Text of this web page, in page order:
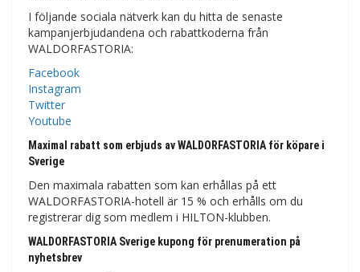
I följande sociala nätverk kan du hitta de senaste
kampanjerbjudandena och rabattkoderna från
WALDORFASTORIA:
Facebook
Instagram
Twitter
Youtube
Maximal rabatt som erbjuds av WALDORFASTORIA för köpare i
Sverige
Den maximala rabatten som kan erhållas på ett
WALDORFASTORIA-hotell är 15 % och erhålls om du
registrerar dig som medlem i HILTON-klubben.
WALDORFASTORIA Sverige kupong för prenumeration på
nyhetsbrev